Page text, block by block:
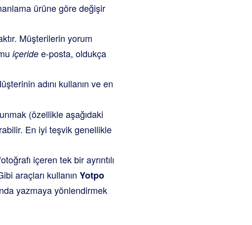
ürüne göre değişir
Müşterilerin yorum
içeride e-posta, oldukça
adını kullanın ve en
(özellikle aşağıdaki
En iyi teşvik genellikle
içeren tek bir ayrıntılı
araçları kullanın Yotpo
yazmaya yönlendirmek